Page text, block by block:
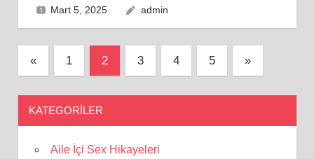
Mart 5, 2025 admin
Yazı
«Previous
Posts
1 2 3 4 5
Next
Posts
»
KATEGORILER
Aile İçi Sex Hikayeleri